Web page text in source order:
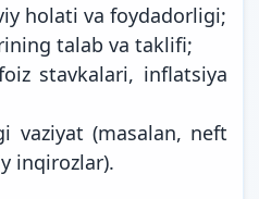
holati va foydadorligi;
talab va taklifi;
stavkalari, inflatsiya
vaziyat (masalan, neft
inqirozlar).